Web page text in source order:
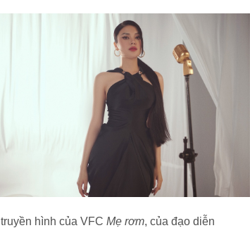
truyền hình của VFC Mẹ rơm, của đạo diễn